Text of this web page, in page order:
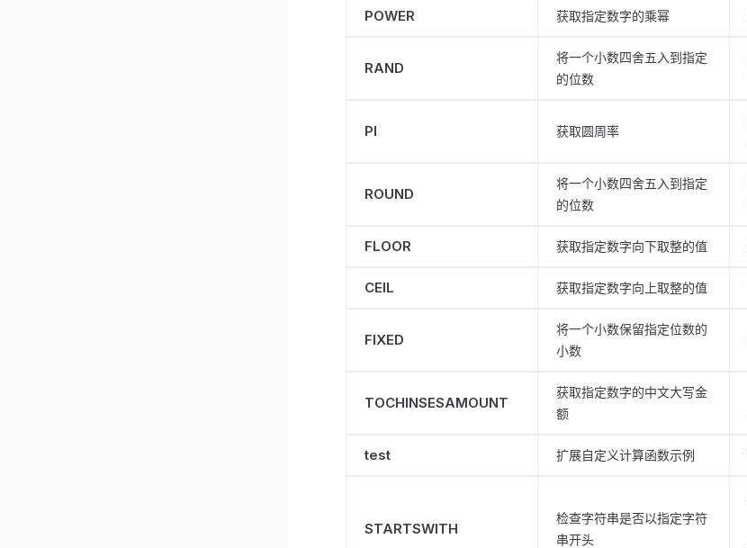
POWER 获取指定数字的乘幂
RAND
将一个小数四舍五入到指定
的位数
PI 获取圆周率
ROUND
将一个小数四舍五入到指定
的位数
FLOOR 获取指定数字向下取整的值
CEIL 获取指定数字向上取整的值
FIXED
将一个小数保留指定位数的
小数
TOCHINSESAMOUNT
获取指定数字的中文大写金
额
test 扩展自定义计算函数示例
STARTSWITH
检查字符串是否以指定字符
串开头